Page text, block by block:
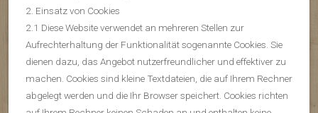
2. Einsatz von Cookies
2.1 Diese Website verwendet an mehreren Stellen zur
Aufrechterhaltung der Funktionalität sogenannte Cookies. Sie
dienen dazu, das Angebot nutzerfreundlicher und effektiver zu
machen. Cookies sind kleine Textdateien, die auf Ihrem Rechner
abgelegt werden und die Ihr Browser speichert. Cookies richten